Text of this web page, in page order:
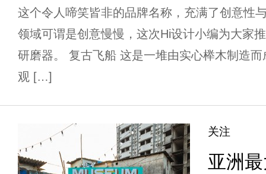
这个令人啼笑皆非的品牌名称，充满了创意性
领域可谓是创意慢慢，这次Hi设计小编为大家
研磨器。 复古飞船 这是一堆由实心榉木制造
观 […]
关注
亚洲